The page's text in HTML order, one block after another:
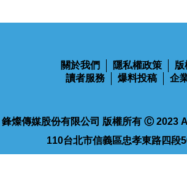
關於我們 隱私權政策
版
讀者服務
爆料投稿 企
鋒燦傳媒股份有限公司 版權所有 Ⓒ 2023
110台北市信義區忠孝東路四段